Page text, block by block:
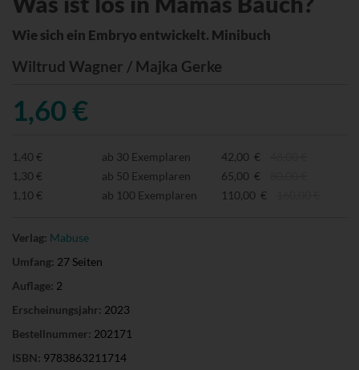
Wie sich ein Embryo entwickelt. Minibuch
Wiltrud Wagner / Majka Gerke
1,60 €
1,40 € ab 30 Exemplaren 42,00 €
1,30 €
ab 50 Exemplaren 65,00 €
1,10 €
ab 100 Exemplaren 110,00 €
Verlag: Mabuse
Umfang: 27 Seiten
Auflage: 2
Erscheinungsjahr: 2023
Bestellnummer: 202171
ISBN: 9783863211714